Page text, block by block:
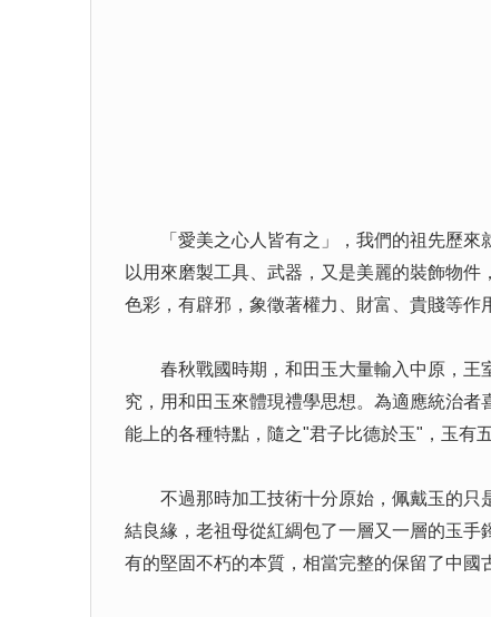
「愛美之心人皆有之」，我們的祖先歷來
以用來磨製工具、武器，又是美麗的裝飾物
色彩，有辟邪，象徵著權力、財富、貴賤等作
春秋戰國時期，和田玉大量輸入中原，王
究，用和田玉來體現禮學思想。為適應統治
能上的各種特點，隨之"君子比德於玉"，玉有
不過那時加工技術十分原始，佩戴玉的只
結良緣，老祖母從紅綢包了一層又一層的玉
有的堅固不朽的本質，相當完整的保留了中國